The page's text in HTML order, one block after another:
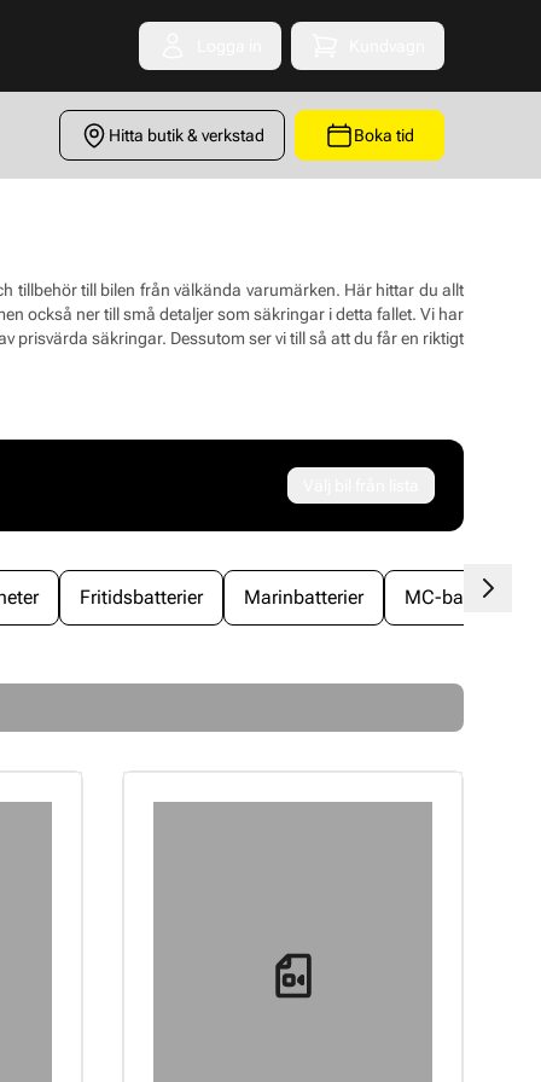
Hitta butik & verkstad Boka tid
tillbehör till bilen från välkända varumärken. Här hittar du allt
också ner till små detaljer som säkringar i detta fallet. Vi har
prisvärda säkringar. Dessutom ser vi till så att du får en riktigt
Fritidsbatterier Marinbatterier MC-batterier
Loading...